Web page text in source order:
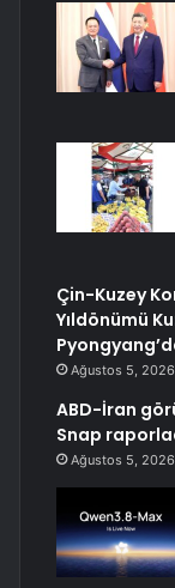
Çin-Kuzey
Yıldönümü
Ağustos 5, 2026
ABD-İran
Snap
Ağustos 5, 2026